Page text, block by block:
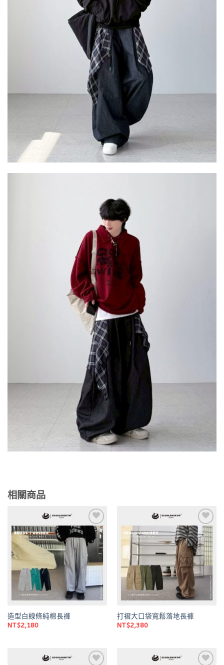
相關商品
Add to
wishlist
造型白線條純棉長褲
NT$2,180
Add to
wishlist
打褶大口袋寬鬆落地長褲
NT$2,380